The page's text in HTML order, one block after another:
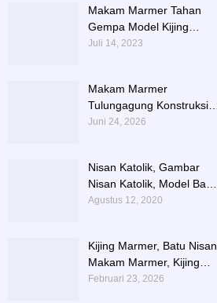
Makam Marmer Tahan
Gempa Model Kijing
Terlengkap
Juli 14, 2023
Makam Marmer
Tulungagung Konstruksi
Besi dengan Design
Juni 24, 2026
Nisan Katolik, Gambar
Nisan Katolik, Model Batu
Nisan Kristen Terbaru
Agustus 12, 2020
Kijing Marmer, Batu Nisan
Makam Marmer, Kijing
Makam Marmer Kaligrafi
Februari 23, 2026